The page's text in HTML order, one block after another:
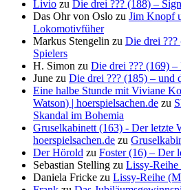
Livio zu Die drei ??? (188) –
Das Ohr von Oslo zu Jim Knopf
Lokomotivfüher
Markus Stengelin zu Die drei
Spielers
H. Simon zu Die drei ??? (169) –
June zu Die drei ??? (185) – und
Eine halbe Stunde mit Viviane
Watson) | hoerspielsachen.de zu
Skandal im Bohemia
Gruselkabinett (163) - Der letzte
hoerspielsachen.de zu
Der Hörold zu Foster (16) – Der
Sebastian Stelling zu Lissy-
Daniela Fricke zu Lissy-Reihe